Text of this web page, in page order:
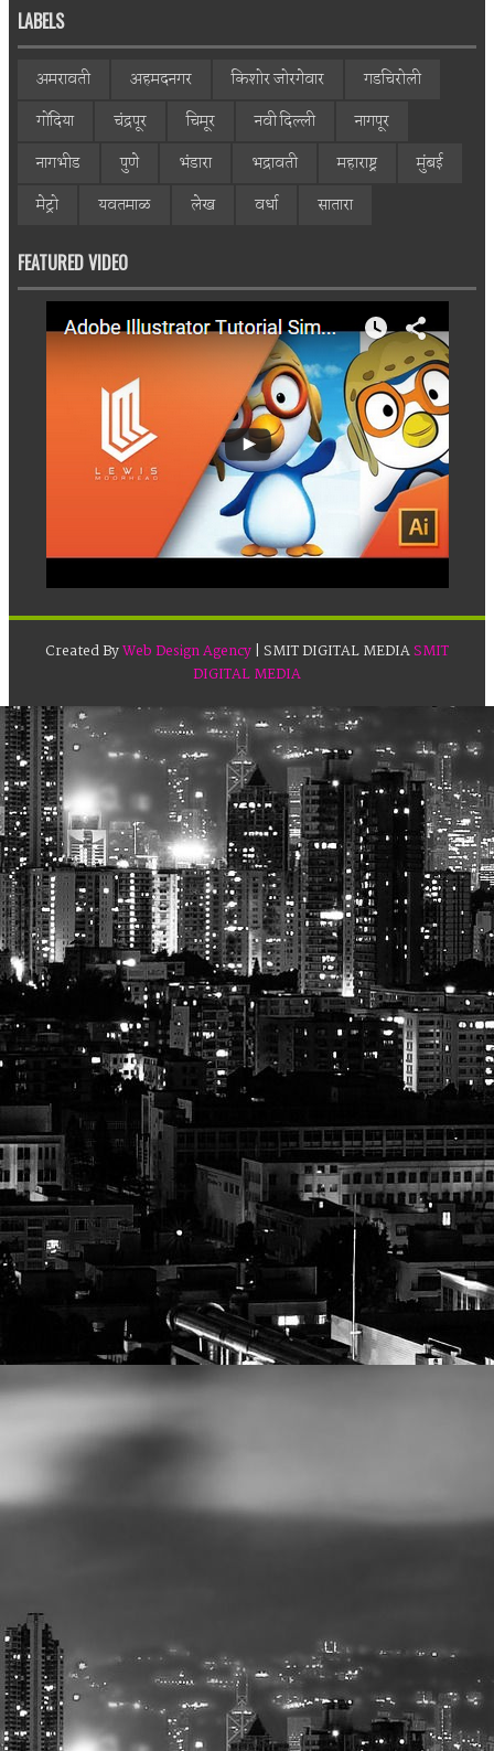
LABELS
अमरावती अहमदनगर किशोर जोरगेवार
गडचिरोली
गोंदिया
चंद्रपूर चिमूर नवी दिल्ली
नागपूर
नागभीड
पुणे भंडारा भद्रावती महाराष्ट्र
मुंबई
मेट्रो
यवतमाळ लेख वर्धा सातारा
FEATURED VIDEO
Created ByWeb Design Agency| SMIT DIGITAL MEDIASMIT
DIGITAL MEDIA